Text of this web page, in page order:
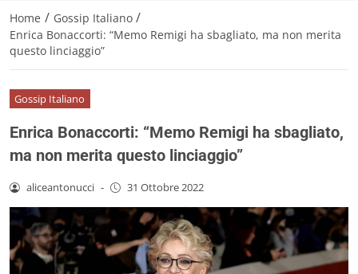
Home / Gossip Italiano /
Enrica Bonaccorti: “Memo Remigi ha sbagliato, ma non merita
questo linciaggio”
Gossip Italiano
Enrica Bonaccorti: “Memo Remigi ha sbagliato,
ma non merita questo linciaggio”
aliceantonucci - 31 Ottobre 2022